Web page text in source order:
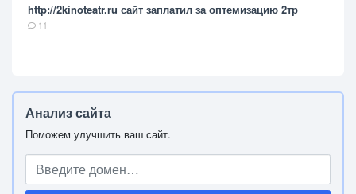
http://2kinoteatr.ru сайт заплатил за оптемизацию 2тр
11
Анализ сайта
Поможем улучшить ваш сайт.